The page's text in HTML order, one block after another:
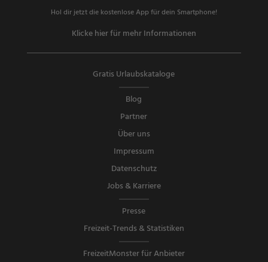
Hol dir jetzt die kostenlose App für dein Smartphone!
Klicke hier für mehr Informationen
Gratis Urlaubskataloge
Blog
Partner
Über uns
Impressum
Datenschutz
Jobs & Karriere
Presse
Freizeit-Trends & Statistiken
FreizeitMonster für Anbieter